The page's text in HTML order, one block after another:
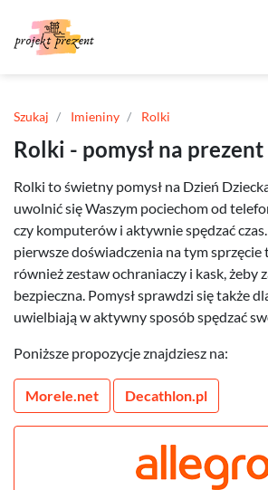
Szukaj Imieniny Rolki
Rolki - pomysł na prezent
Rolki to świetny pomysł na Dzień
uwolnić się Waszym pociechom od
czy komputerów i aktywnie spędzać
pierwsze doświadczenia na tym sprzęcie
również zestaw ochraniaczy i kask, żeby
bezpieczna. Pomysł sprawdzi się także
uwielbiają w aktywny sposób spędzać
Poniższe propozycje znajdziesz na:
Morele.net Decathlon.pl